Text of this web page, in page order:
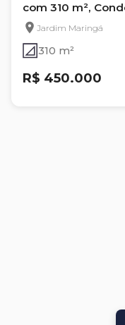
com 310 m²,
Jardim Maringá
310 m²
R$ 450.000